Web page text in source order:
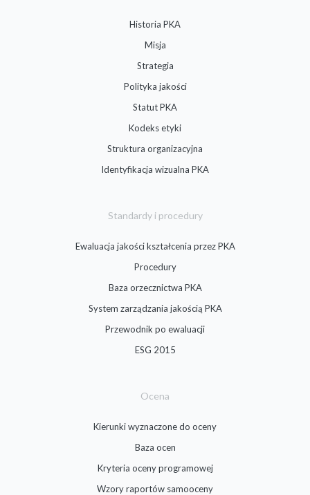
Historia PKA
Misja
Strategia
Polityka jakości
Statut PKA
Kodeks etyki
Struktura organizacyjna
Identyfikacja wizualna PKA
Standardy i procedury
Ewaluacja jakości kształcenia przez PKA
Procedury
Baza orzecznictwa PKA
System zarządzania jakością PKA
Przewodnik po ewaluacji
ESG 2015
Ocena
Kierunki wyznaczone do oceny
Baza ocen
Kryteria oceny programowej
Wzory raportów samooceny